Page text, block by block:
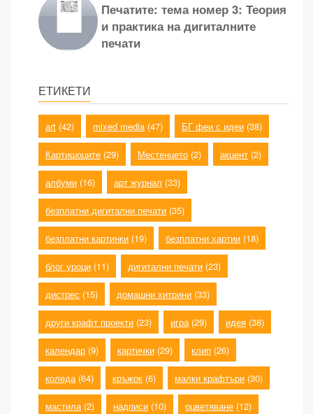
Печатите: тема номер 3: Теория
и практика на дигиталните
печати
ЕТИКЕТИ
art (42) mixed media (47) БГ феи с идеи (38)
Картишоците (29) Местенцето (2) акцент (2)
албуми (16) арт журнал (33)
безплатни дигитални печати (35)
безплатни картинки (19) безплатни хартии (18)
блог уроци (11) дигитални печати (23)
дистрес (15) домашни хитрини (33)
други крафт проекти (23) игра (29) идея (38)
календар (9) картички (29) клип (26)
коледа (64) кръжок (6) малки крафтъри (30)
мастила (2) надписи (10) оцветяване (12)